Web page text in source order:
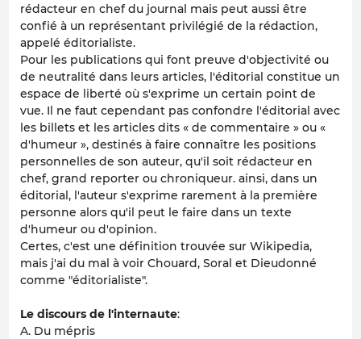
rédacteur en chef du journal mais peut aussi être
confié à un représentant privilégié de la rédaction,
appelé éditorialiste.
Pour les publications qui font preuve d'objectivité ou
de neutralité dans leurs articles, l'éditorial constitue un
espace de liberté où s'exprime un certain point de
vue. Il ne faut cependant pas confondre l'éditorial avec
les billets et les articles dits « de commentaire » ou «
d'humeur », destinés à faire connaître les positions
personnelles de son auteur, qu'il soit rédacteur en
chef, grand reporter ou chroniqueur. ainsi, dans un
éditorial, l'auteur s'exprime rarement à la première
personne alors qu'il peut le faire dans un texte
d'humeur ou d'opinion.
Certes, c'est une définition trouvée sur Wikipedia,
mais j'ai du mal à voir Chouard, Soral et Dieudonné
comme "éditorialiste".
Le discours de l'internaute:
A. Du mépris